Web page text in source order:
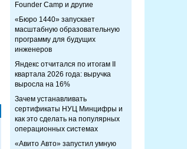
Founder Camp и другие
«Бюро 1440» запускает
масштабную образовательную
программу для будущих
инженеров
Яндекс отчитался по итогам II
квартала 2026 года: выручка
выросла на 16%
Зачем устанавливать
сертификаты НУЦ Минцифры и
как это сделать на популярных
операционных системах
«Авито Авто» запустил умную